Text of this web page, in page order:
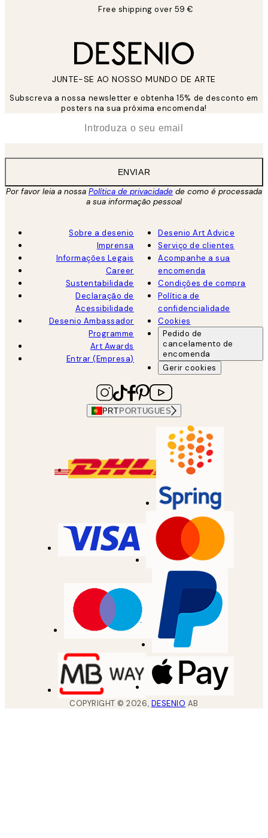
Free shipping over 59 €
JUNTE-SE AO NOSSO MUNDO DE ARTE
Subscreva a nossa newsletter e obtenha 15% de desconto em
posters na sua próxima encomenda!
ENVIAR
Por favor leia a nossa Política de privacidade de como é processada
a sua informação pessoal
Sobre a desenio
Imprensa
Informações Legais
Career
Sustentabilidade
Declaração de
Acessibilidade
Desenio Ambassador
Programme
Art Awards
Entrar (Empresa)
Desenio Art Advice
Serviço de clientes
Acompanhe a sua
encomenda
Condições de compra
Política de
confidencialidade
Cookies
Pedido de
cancelamento de
encomenda
Gerir cookies
PRT PORTUGUES
COPYRIGHT ©2026, DESENIO AB